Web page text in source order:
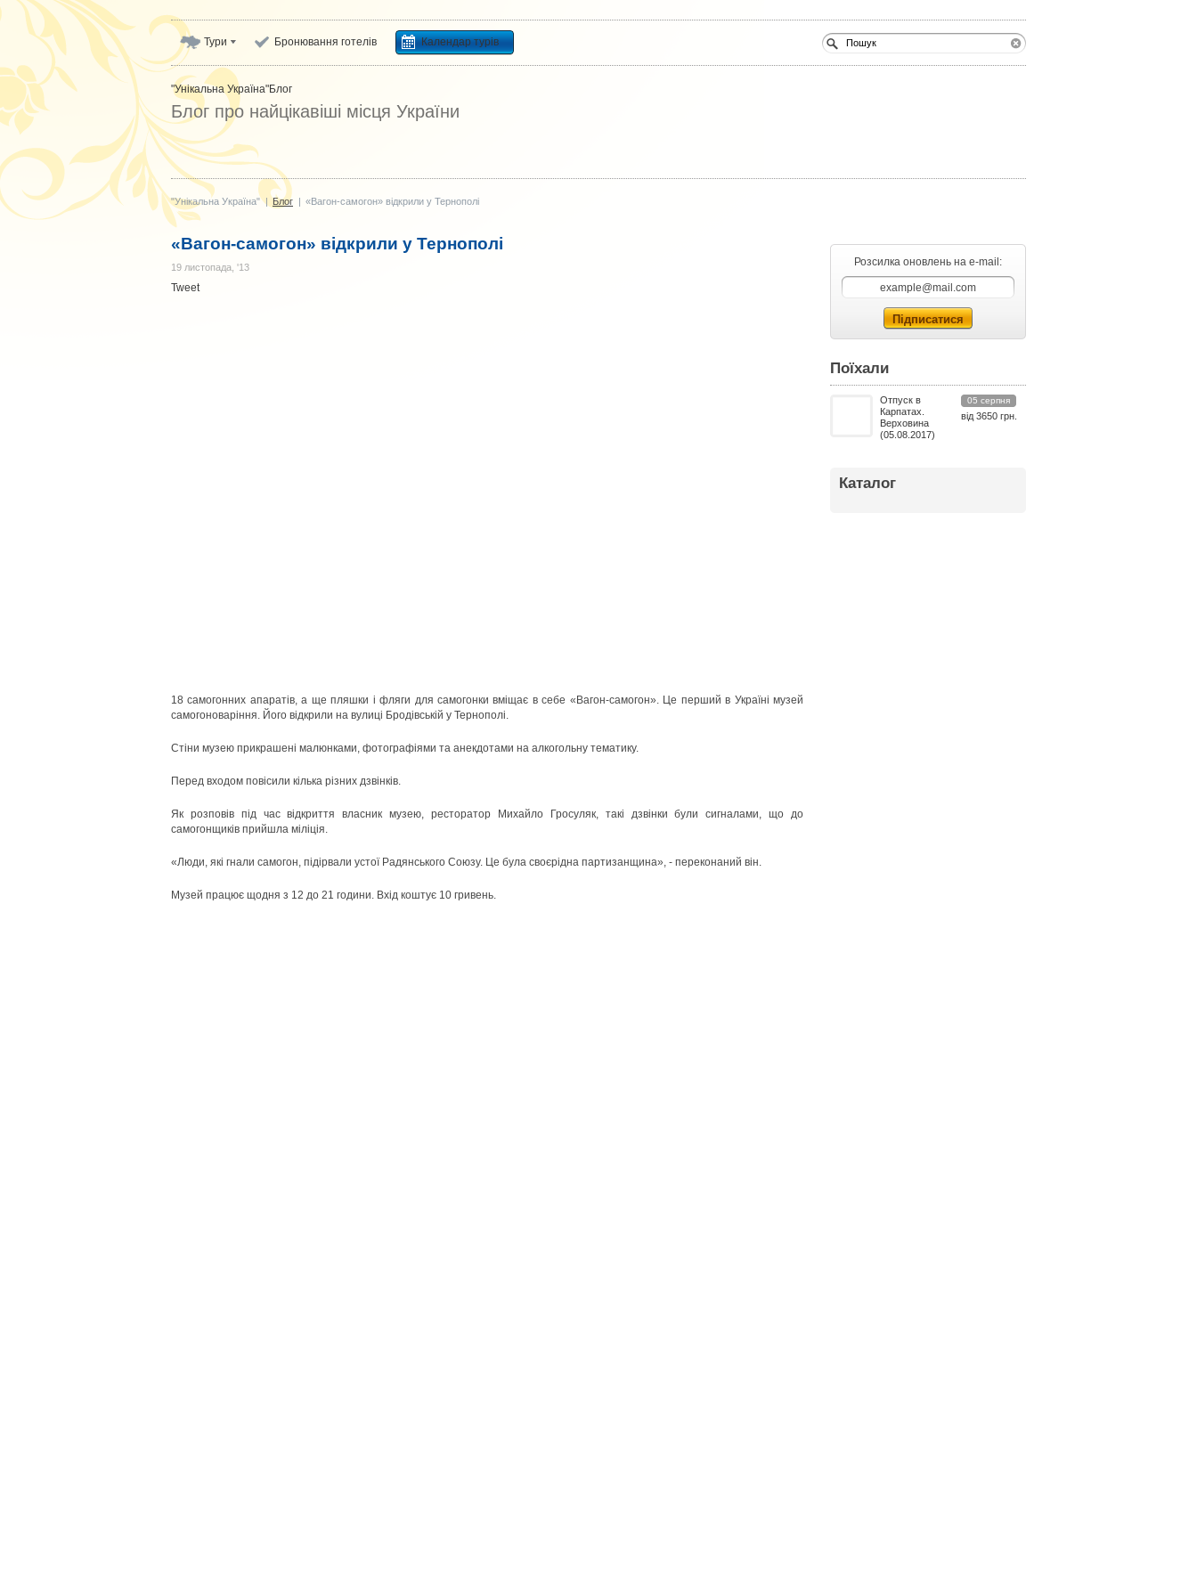
Тури Бронювання готелів Календар турів
"Унікальна Україна"Блог
Блог про найцікавіші місця України
"Унікальна Україна" | Блог | «Вагон-самогон» відкрили у Тернополі
«Вагон-самогон» відкрили у Тернополі
19 листопада, '13
Tweet
18 самогонних апаратів, а ще пляшки і фляги для самогонки вміщає в себе «Вагон-самогон». Це перший в Україні музей
самогоноваріння. Його відкрили на вулиці Бродівській у Тернополі.
Стіни музею прикрашені малюнками, фотографіями та анекдотами на алкогольну тематику.
Перед входом повісили кілька різних дзвінків.
Як розповів під час відкриття власник музею, ресторатор Михайло Гросуляк, такі дзвінки були сигналами, що до
самогонщиків прийшла міліція.
«Люди, які гнали самогон, підірвали устої Радянського Союзу. Це була своєрідна партизанщина», - переконаний він.
Музей працює щодня з 12 до 21 години. Вхід коштує 10 гривень.
Розсилка оновлень на e-mail:
Поїхали
05 серпня
від 3650 грн.
Отпуск в
Карпатах.
Верховина
(05.08.2017)
Каталог